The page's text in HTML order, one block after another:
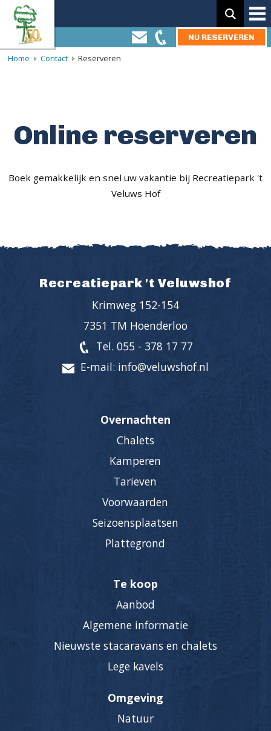
NU RESERVEREN
Zoeken:
Home Contact Reserveren
Online reserveren
Boek gemakkelijk en snel uw vakantie bij Recreatiepark 't
Veluws Hof
Recreatiepark 't Veluwshof
Krimweg 152-154
7351 TM Hoenderloo
Tel. 055 - 378 17 77
E-mail: info@veluwshof.nl
Overnachten
Chalets
Kamperen
Tarieven
Voorwaarden
Seizoensplaatsen
Plattegrond
Te koop
Aanbod
Algemene informatie
Nieuwste stacaravans en chalets
Lege kavels
Omgeving
Natuur